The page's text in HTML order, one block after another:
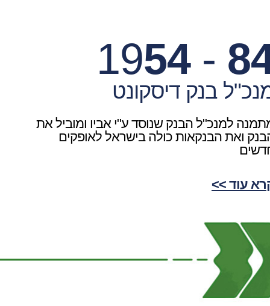
1954-
בנק דיסקונט
למנכ"ל הבנק שנוסד ע"י אביו ומוביל את
ואת הבנקאות כולה בישראל לאופקים
עוד >>